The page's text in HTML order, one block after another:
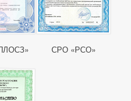
СРО «РСО»